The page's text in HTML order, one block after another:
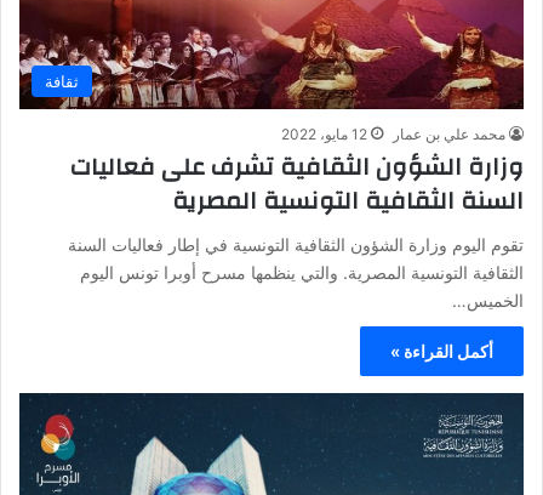
ثقافة
محمد علي بن عمار 12 مايو، 2022
وزارة الشؤون الثقافية تشرف على فعاليات
السنة الثقافية التونسية المصرية
تقوم اليوم وزارة الشؤون الثقافية التونسية في إطار فعاليات السنة
الثقافية التونسية المصرية. والتي ينظمها مسرح أوبرا تونس اليوم
الخميس…
أكمل القراءة »